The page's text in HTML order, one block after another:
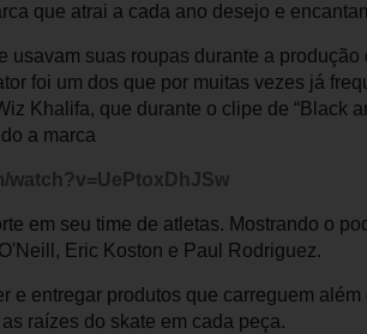
que atrai a cada ano desejo e
suas roupas durante a
foi um dos que por muitas vezes já
Khalifa, que durante o clipe de “Black
a marca
watch?v=UePtoxDhJSw
em seu time de atletas. Mostrando o
Eric Koston e Paul Rodriguez.
entregar produtos que carreguem
raízes do skate em cada peça.